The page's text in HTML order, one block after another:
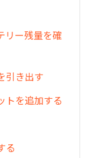
リー残量を確
引き出す
トを追加する
る